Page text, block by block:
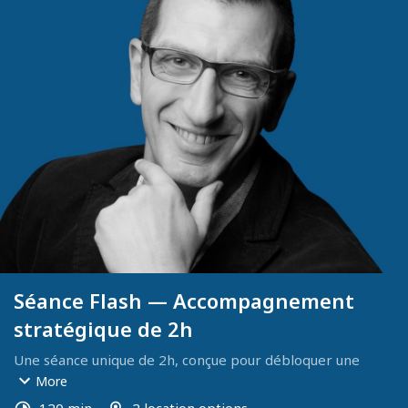
Séance Flash — Accompagnement
stratégique de 2h
Une séance unique de 2h, conçue pour débloquer une
situation clé, clarifier une décision, ou réaligner vos
priorités sous pression.
More